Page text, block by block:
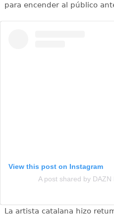
para encender al público
View this post on Instagram
A post shared by
La artista catalana hizo